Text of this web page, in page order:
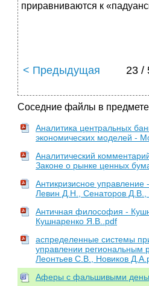
приравниваются к
< Предыдущая 23 /
Соседние файлы в предмете
Аналитика центральных
экономических моделей -
Аналитический
Законе о рынке ценных
Антикризисное управление
Левин Д.Н., Сенаторов
Античная философия -
Кушнаренко Я.В..pdf
аспределенные системы
управлении региональным
Леонтьев С.В., Новиков
Аферы с фальшивыми